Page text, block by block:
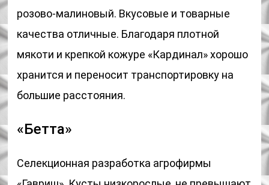
розово-малиновый. Вкусовые и товарные
качества отличные. Благодаря плотной
мякоти и крепкой кожуре «Кардинал» хорошо
хранится и переносит транспортировку на
большие расстояния.
«Бетта»
Селекционная разработка агрофирмы